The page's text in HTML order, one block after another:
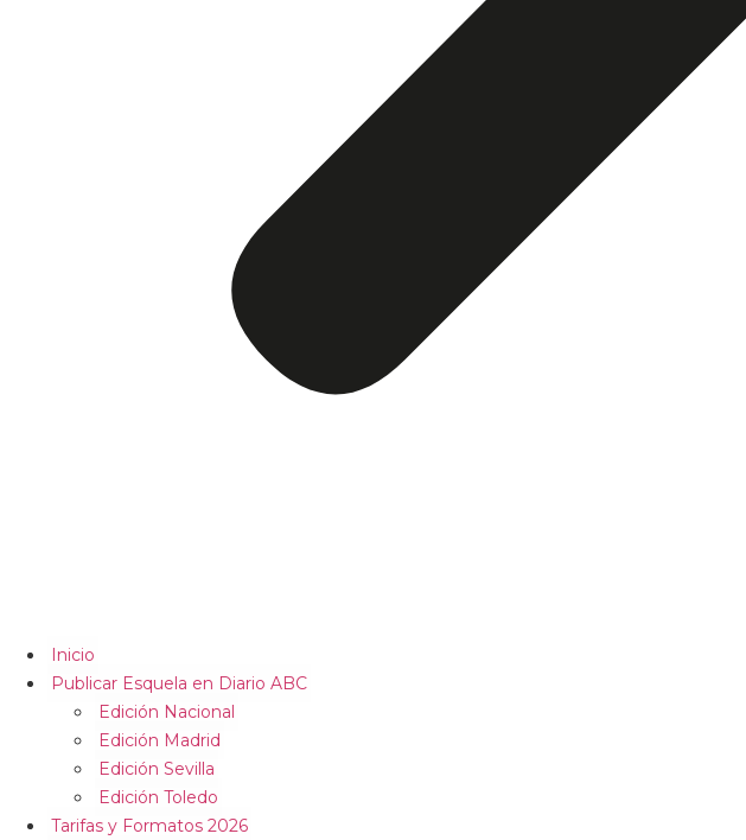
Inicio
Publicar Esquela en Diario ABC
Edición Nacional
Edición Madrid
Edición Sevilla
Edición Toledo
Tarifas y Formatos 2026